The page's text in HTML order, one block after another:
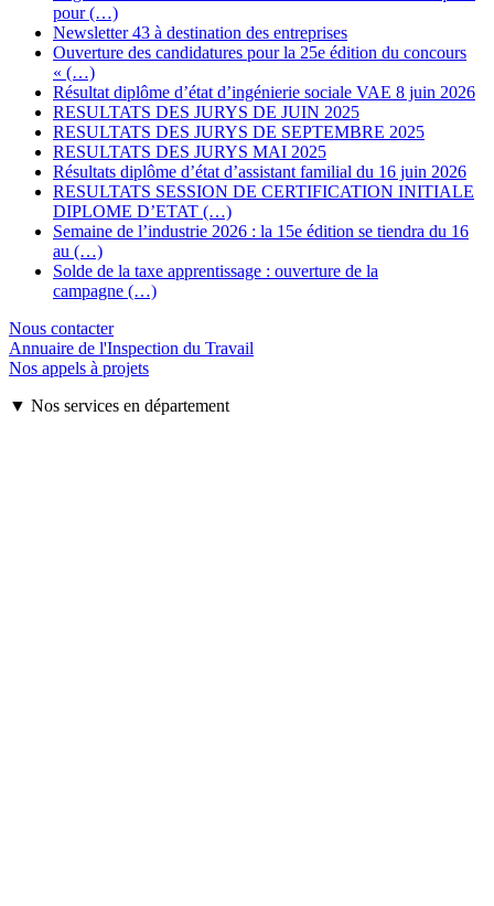
pour (…)
Newsletter 43 à destination des entreprises
Ouverture des candidatures pour la 25e édition du concours
« (…)
Résultat diplôme d’état d’ingénierie sociale VAE 8 juin 2026
RESULTATS DES JURYS DE JUIN 2025
RESULTATS DES JURYS DE SEPTEMBRE 2025
RESULTATS DES JURYS MAI 2025
Résultats diplôme d’état d’assistant familial du 16 juin 2026
RESULTATS SESSION DE CERTIFICATION INITIALE
DIPLOME D’ETAT (…)
Semaine de l’industrie 2026 : la 15e édition se tiendra du 16
au (…)
Solde de la taxe apprentissage : ouverture de la
campagne (…)
Nous contacter
Annuaire de l'Inspection du Travail
Nos appels à projets
▼ Nos services en département